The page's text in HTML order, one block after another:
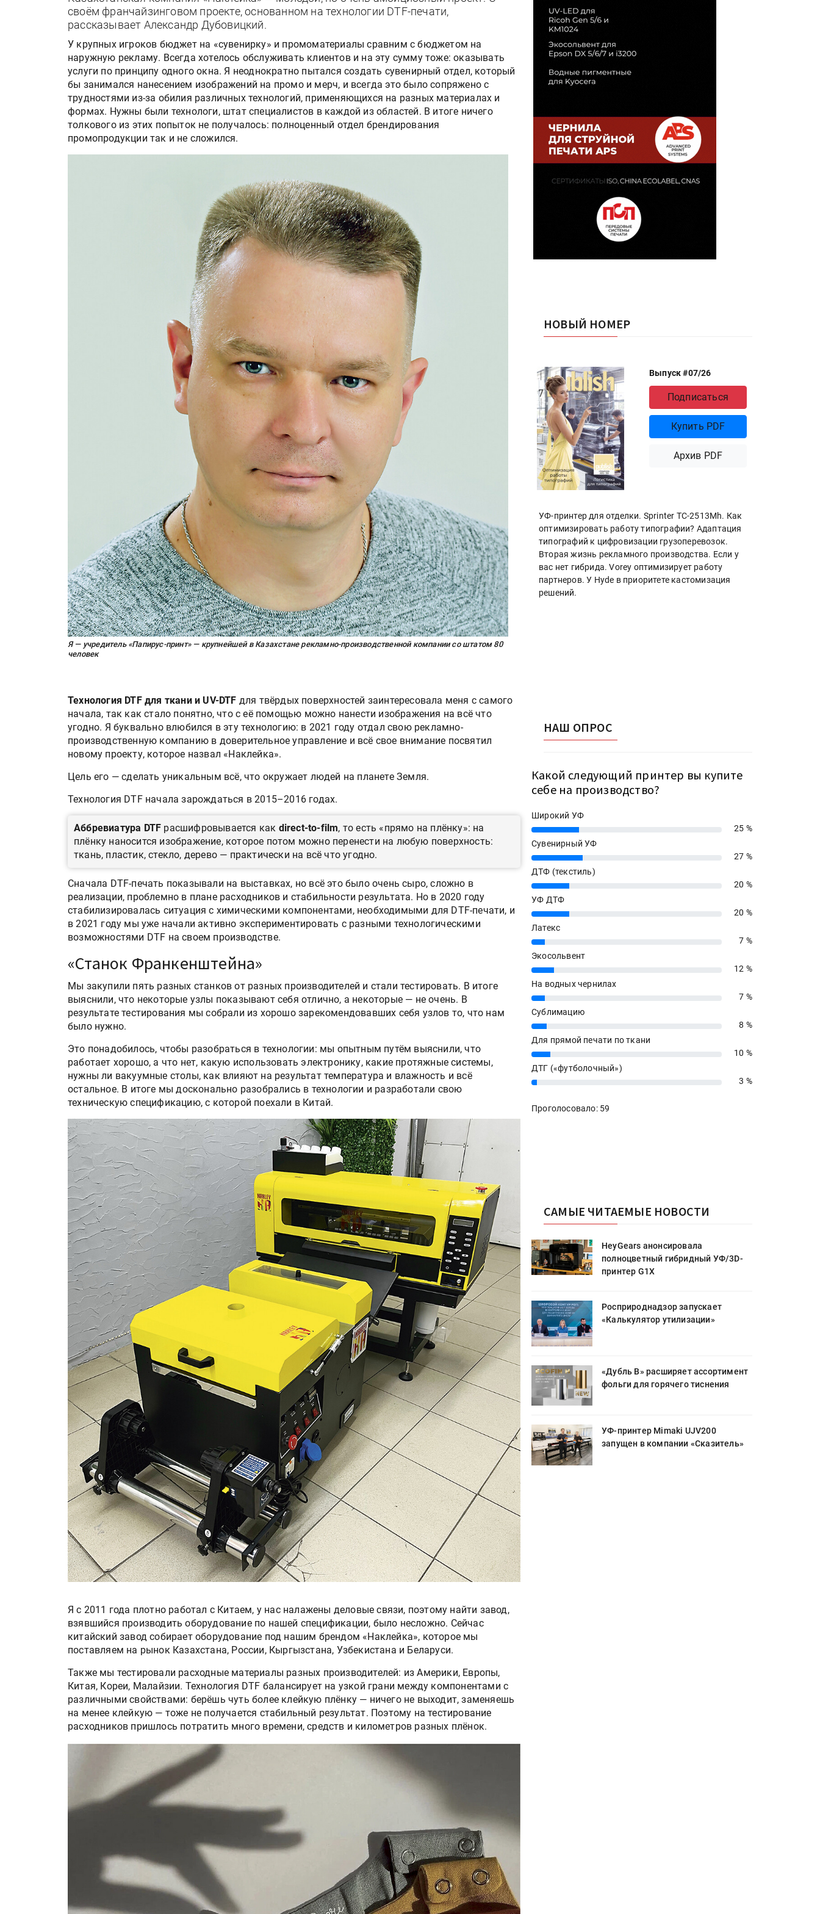
своём франчайзинговом проекте, основанном на технологии DTF-печати,
рассказывает Александр Дубовицкий.
У крупных игроков бюджет на «сувенирку» и промоматериалы сравним с бюджетом на
наружную рекламу. Всегда хотелось обслуживать клиентов и на эту сумму тоже: оказывать
услуги по принципу одного окна. Я неоднократно пытался создать сувенирный отдел, который
бы занимался нанесением изображений на промо и мерч, и всегда это было сопряжено с
трудностями из-за обилия различных технологий, применяющихся на разных материалах и
формах. Нужны были технологи, штат специалистов в каждой из областей. В итоге ничего
толкового из этих попыток не получалось: полноценный отдел брендирования
промопродукции так и не сложился.
Я — учредитель «Папирус-принт» — крупнейшей в Казахстане рекламно-производственной компании со штатом 80
человек
Технология DTF для ткани и UV-DTF для твёрдых поверхностей заинтересовала меня с самого
начала, так как стало понятно, что с её помощью можно нанести изображения на всё что
угодно. Я буквально влюбился в эту технологию: в 2021 году отдал свою рекламно-
производственную компанию в доверительное управление и всё свое внимание посвятил
новому проекту, которое назвал «Наклейка».
Цель его — сделать уникальным всё, что окружает людей на планете Земля.
Технология DTF начала зарождаться в 2015–2016 годах.
Аббревиатура DTF расшифровывается как direct-to-film, то есть «прямо на плёнку»: на
плёнку наносится изображение, которое потом можно перенести на любую поверхность:
ткань, пластик, стекло, дерево — практически на всё что угодно.
Сначала DTF-печать показывали на выставках, но всё это было очень сыро, сложно в
реализации, проблемно в плане расходников и стабильности результата. Но в 2020 году
стабилизировалась ситуация с химическими компонентами, необходимыми для DTF-печати, и
в 2021 году мы уже начали активно экспериментировать с разными технологическими
возможностями DTF на своем производстве.
«Станок Франкенштейна»
Мы закупили пять разных станков от разных производителей и стали тестировать. В итоге
выяснили, что некоторые узлы показывают себя отлично, а некоторые — не очень. В
результате тестирования мы собрали из хорошо зарекомендовавших себя узлов то, что нам
было нужно.
Это понадобилось, чтобы разобраться в технологии: мы опытным путём выяснили, что
работает хорошо, а что нет, какую использовать электронику, какие протяжные системы,
нужны ли вакуумные столы, как влияют на результат температура и влажность и всё
остальное. В итоге мы досконально разобрались в технологии и разработали свою
техническую спецификацию, с которой поехали в Китай.
Я с 2011 года плотно работал с Китаем, у нас налажены деловые связи, поэтому найти завод,
взявшийся производить оборудование по нашей спецификации, было несложно. Сейчас
китайский завод собирает оборудование под нашим брендом «Наклейка», которое мы
поставляем на рынок Казахстана, России, Кыргызстана, Узбекистана и Беларуси.
Также мы тестировали расходные материалы разных производителей: из Америки, Европы,
Китая, Кореи, Малайзии. Технология DTF балансирует на узкой грани между компонентами с
различными свойствами: берёшь чуть более клейкую плёнку — ничего не выходит, заменяешь
на менее клейкую — тоже не получается стабильный результат. Поэтому на тестирование
расходников пришлось потратить много времени, средств и километров разных плёнок.
НОВЫЙ НОМЕР
Выпуск #07/26
Подписаться
Купить PDF
Архив PDF
УФ-принтер для отделки. Sprinter ТС-2513Mh. Как
оптимизировать работу типографии? Адаптация
типографий к цифровизации грузоперевозок.
Вторая жизнь рекламного производства. Если у
вас нет гибрида. Vorey оптимизирует работу
партнеров. У Hyde в приоритете кастомизация
решений.
НАШ ОПРОС
Какой следующий принтер вы купите
себе на производство?
Широкий УФ
25%
25 %
Сувенирный УФ
27%
27 %
ДТФ (текстиль)
20%
20 %
УФ ДТФ
20%
20 %
Латекс
7%
7 %
Экосольвент
12%
12 %
На водных чернилах
7%
7 %
Сублимацию
8%
8 %
Для прямой печати по ткани
10%
10 %
ДТГ («футболочный»)
3% 3 %
Проголосовало: 59
САМЫЕ ЧИТАЕМЫЕ НОВОСТИ
HeyGears анонсировала
полноцветный гибридный УФ/3D-
принтер G1X
Росприроднадзор запускает
«Дубль В» расширяет ассортимент
фольги для горячего тиснения
запущен в компании «Сказитель»
HeyGears анонсировала
полноцветный гибридный УФ/3D-
принтер G1X
Росприроднадзор запускает
«Калькулятор утилизации»
«Дубль В» расширяет ассортимент
фольги для горячего тиснения
УФ-принтер Mimaki UJV200
запущен в компании «Сказитель»
HeyGears анонсировала
полноцветный гибридный УФ/3D-
принтер G1X
Росприроднадзор запускает
«Калькулятор утилизации»
«Дубль В» расширяет ассортимент
фольги для горячего тиснения
УФ-принтер Mimaki UJV200
запущен в компании «Сказитель»